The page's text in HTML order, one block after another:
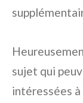
sujet qui
intéressées